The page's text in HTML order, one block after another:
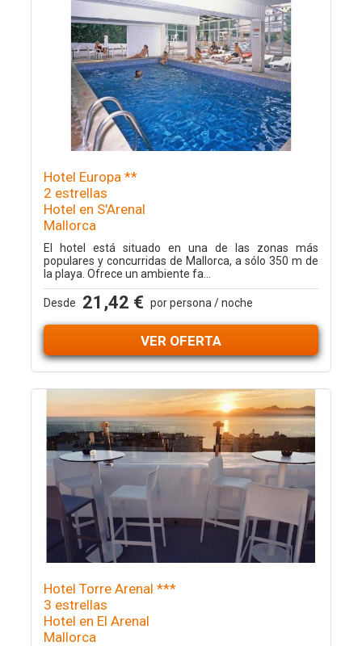
Hotel Europa **
2 estrellas
Hotel en S'Arenal
Mallorca
El hotel está situado en una de las zonas más
populares y concurridas de Mallorca, a sólo 350 m de
la playa. Ofrece un ambiente fa...
Desde 21,42 € por persona / noche
VER OFERTA
Hotel Torre Arenal ***
3 estrellas
Hotel en El Arenal
Mallorca